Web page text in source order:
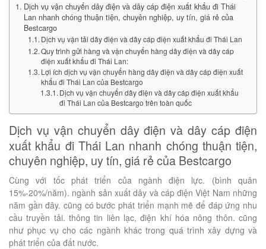
Dịch vụ vận chuyển dây điện và dây cáp điện xuất khẩu đi Thái
Lan nhanh chóng thuận tiện, chuyên nghiệp, uy tín, giá rẻ của
Bestcargo
Dịch vụ vận tải dây điện và dây cáp điện xuất khẩu đi Thái Lan
Quy trình gửi hàng và vận chuyển hàng dây điện và dây cáp
điện xuất khẩu đi Thái Lan:
Lợi ích dịch vụ vận chuyển hàng dây điện và dây cáp điện xuất
khẩu đi Thái Lan của Bestcargo
Dịch vụ vận chuyển dây điện và dây cáp điện xuất khẩu
đi Thái Lan của Bestcargo trên toàn quốc
Dịch vụ vận chuyển dây điện và dây cáp điện
xuất khẩu đi Thái Lan nhanh chóng thuận tiện,
chuyên nghiệp, uy tín, giá rẻ của Bestcargo
Cùng với tốc phát triển của ngành điện lực. (bình quân
15%-20%/năm). ngành sản xuất dây và cáp điện Việt Nam những
năm gần đây. cũng có bước phát triển mạnh mẽ để đáp ứng nhu
cầu truyền tải. thông tin liên lạc, điện khí hóa nông thôn. cũng
như phục vụ cho các ngành khác trong quá trình xây dựng và
phát triển của đất nước.